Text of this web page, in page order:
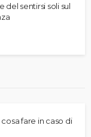
del sentirsi soli sul
fare in caso di